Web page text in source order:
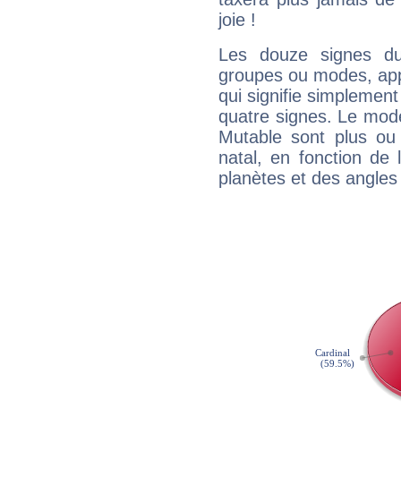
joie !
Les douze signes
groupes ou modes,
qui signifie
quatre signes. Le
Mutable sont plus
natal, en fonction de
planètes et des